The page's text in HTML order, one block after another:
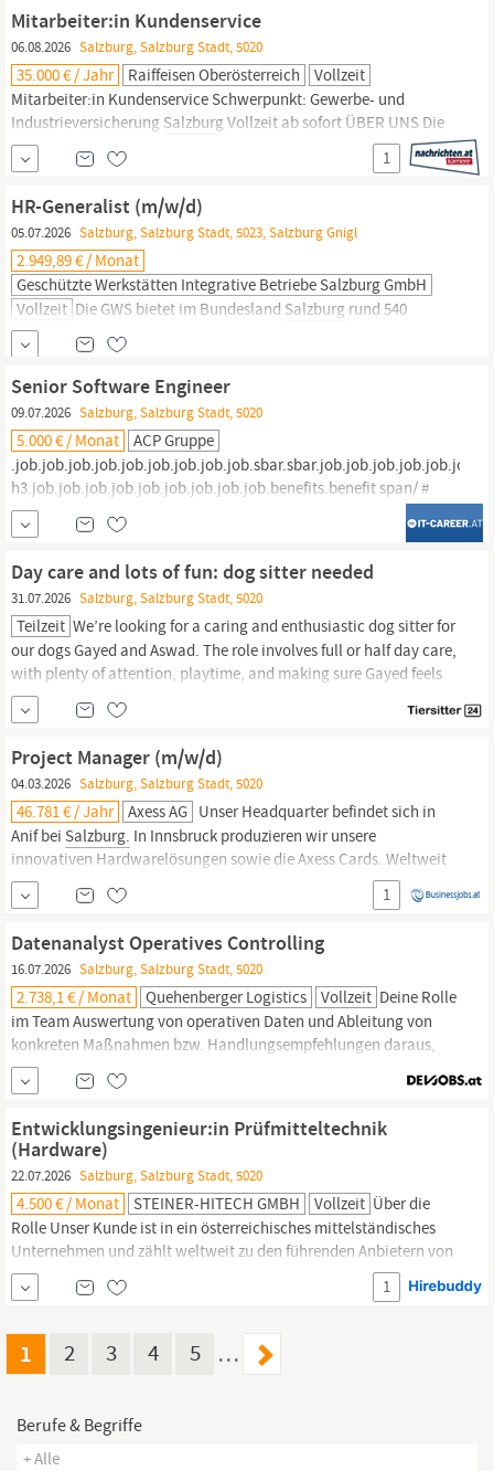
Restaurants bieten Mitarbeitern von unterschiedlichen Firmen...
Mitarbeiter:in Kundenservice
06.08.2026 Salzburg, Salzburg Stadt, 5020
35.000 € / Jahr Raiffeisen Oberösterreich
Vollzeit
Mitarbeiter:in Kundenservice Schwerpunkt: Gewerbe- und
Industrieversicherung SalzburgVollzeit ab sofort ÜBER UNS Die
RVM Versicherungsmakler GmbH ist mittlerweile Oberösterreichs
größter Industrieversicherungsmakler und seit über 25 Jahren für
Kund:innen ein wichtiger Partner für individuelle
Unternehmensversicherungen.Als Arbeitgeber wurden wir bereits
1
HR-Generalist (m/w/d)
05.07.2026 Salzburg, Salzburg Stadt, 5023, Salzburg Gnigl
2.949,89 € / Monat
Geschützte Werkstätten Integrative Betriebe Salzburg GmbH
Vollzeit Die GWS bietet im Bundesland Salzburg rund 540
Mitarbeiter innen und 37 Lehrlingen ausgezeichnete
Rahmenbedingungen, um ihre persönliche Bestleistung zu
erbringen. Mit stabilen, gerecht entlohnten Arbeitsverhältnissen
ermöglichen wir eine umfassende Teilhabe am gesellschaftlichen
Leben - für Menschen mit und ohne Beeinträchtigung. (Teilzeit
mit ca. 30h...
Senior Software Engineer
09.07.2026 Salzburg, Salzburg Stadt, 5020
5.000 € / Monat
ACP Gruppe
h3.job.job.job.job.job.job.job.job.job.benefits.benefit span/ #
sourceMappingURL=cleanJobPosting.css.map / Senior Software
Engineer Salzburg
m, w, d 40h/Woche > € 5000 Als einer der
Day care and lots of fun: dog sitter needed
31.07.2026 Salzburg, Salzburg Stadt, 5020
Teilzeit We’re looking for a caring and enthusiastic dog sitter for
our dogs Gayed and Aswad. The role involves full or half day care,
with plenty of attention, playtime, and making sure Gayed feels
comfortable and happy throughout the day. We live in
and we’re hoping to find someone nearby who truly enjoys
spending time with dogs.
Project Manager (m/w/d)
04.03.2026 Salzburg, Salzburg Stadt, 5020
46.781 € / Jahr Axess AG Unser Headquarter befindet sich in
Anif bei Salzburg. In Innsbruck produzieren wir unsere
innovativen Hardwarelösungen sowie die Axess Cards. Weltweit
sind mehr als 480 Kolleg:innen mit Herzblut für unsere
Kund:innen im Einsatz. Werde Teil unseres internationalen Teams
1
Datenanalyst Operatives Controlling
16.07.2026 Salzburg, Salzburg Stadt, 5020
2.738,1 € / Monat Quehenberger Logistics Vollzeit Deine Rolle
im Team Auswertung von operativen Daten und Ableitung von
konkreten Maßnahmen bzw. Handlungsempfehlungen daraus,
mit dem Ziel, die Effizienz zu steigern. Erstellung von KPI s und
Reportings. Planung, Entwicklung und Kalkulation von
Neukunden. Analyse von Ausschreibungsunterlagen und
Kundenanforderungen....
Entwicklungsingenieur:in Prüfmitteltechnik
(Hardware)
22.07.2026 Salzburg, Salzburg Stadt, 5020
4.500 € / Monat STEINER-HITECH GMBH Vollzeit Über die
Rolle Unser Kunde ist in ein österreichisches mittelständisches
Unternehmen und zählt weltweit zu den führenden Anbietern von
kompletten Automatisierungssystemen und ist in der Forschung,
Entwicklung, Produktion und im Vertrieb für den industriellen
technisches Know-how, arbeiten gerne praktisch mit...
1
1 2 3 4 5 …
Berufe & Begriffe
+ Alle